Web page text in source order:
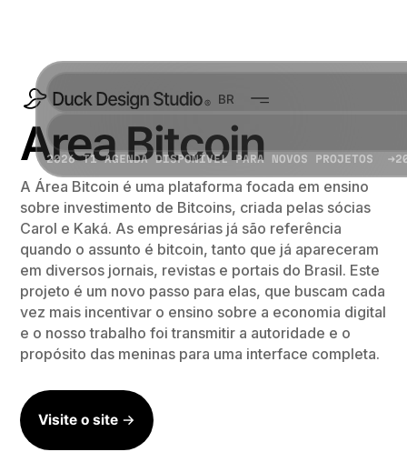
BR
2026 T1 AGENDA DISPONÍVEL PARA NOVOS PROJETOS →
Area Bitcoin
A Área Bitcoin é uma plataforma focada em ensino
sobre investimento de Bitcoins, criada pelas sócias
Carol e Kaká. As empresárias já são referência
quando o assunto é bitcoin, tanto que já apareceram
em diversos jornais, revistas e portais do Brasil. Este
projeto é um novo passo para elas, que buscam cada
vez mais incentivar o ensino sobre a economia digital
e o nosso trabalho foi transmitir a autoridade e o
propósito das meninas para uma interface completa.
Visite o site →